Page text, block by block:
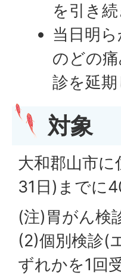
を引き
当日明
のどの
診を延期
対象
大和郡山市
31日)までに
(注)胃がん検
(2)個別検診(
ずれかを1回